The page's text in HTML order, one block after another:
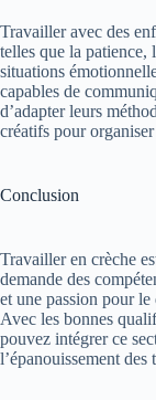
Travailler avec des
telles que la patience,
situations
capables de
d’adapter leurs
créatifs pour
Conclusion
Travailler en crèche
demande des
et une passion pour le
Avec les bonnes
pouvez intégrer ce
l’épanouissement des